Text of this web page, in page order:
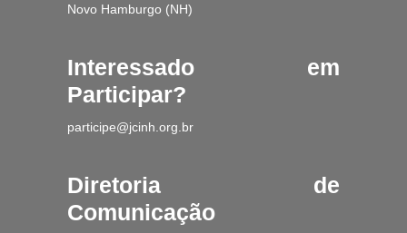
Novo Hamburgo (NH)
Interessado em
Participar?
participe@jcinh.org.br
Diretoria de
Comunicação